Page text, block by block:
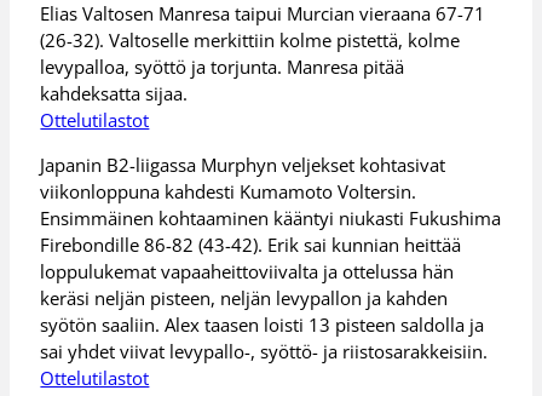
Elias Valtosen Manresa taipui Murcian vieraana 67-71
(26-32). Valtoselle merkittiin kolme pistettä, kolme
levypalloa, syöttö ja torjunta. Manresa pitää
kahdeksatta sijaa.
Ottelutilastot
Japanin B2-liigassa Murphyn veljekset kohtasivat
viikonloppuna kahdesti Kumamoto Voltersin.
Ensimmäinen kohtaaminen kääntyi niukasti Fukushima
Firebondille 86-82 (43-42). Erik sai kunnian heittää
loppulukemat vapaaheittoviivalta ja ottelussa hän
keräsi neljän pisteen, neljän levypallon ja kahden
syötön saaliin. Alex taasen loisti 13 pisteen saldolla ja
sai yhdet viivat levypallo-, syöttö- ja riistosarakkeisiin.
Ottelutilastot